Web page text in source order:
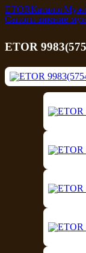
ETORКаталог
Сапоги зимние
ETOR